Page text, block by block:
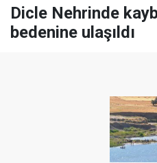
Dicle Nehrinde
bedenine ulaşıldı